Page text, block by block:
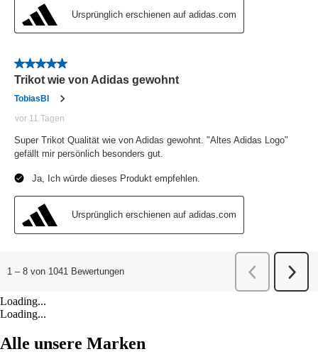
Loading...
Loading...
Alle unsere Marken